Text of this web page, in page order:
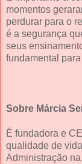
momentos
perdurar para o
é a segurança
seus
fundamental
Sobre Márcia
É fundadora e
qualidade de
Administração